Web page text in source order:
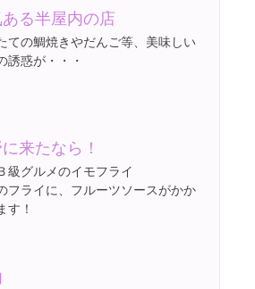
る半屋内の店
ての鯛焼きやだんご等、美味しい
誘惑が・・・
来たなら！
級グルメのイモフライ
フライに、フルーツソースがかか
す！